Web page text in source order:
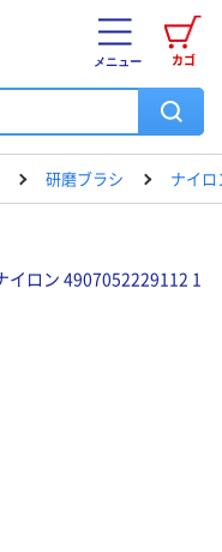
カゴ
メニュー
研磨ブラシ ナイ
イロン 4907052229112 1